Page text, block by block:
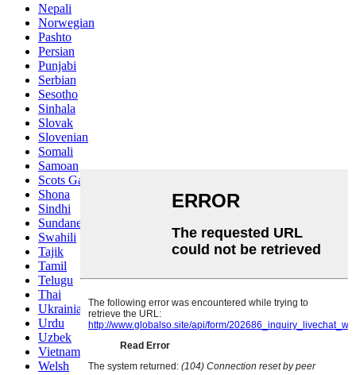
Nepali
Norwegian
Pashto
Persian
Punjabi
Serbian
Sesotho
Sinhala
Slovak
Slovenian
Somali
Samoan
Scots Gaelic
Shona
Sindhi
Sundanese
Swahili
Tajik
Tamil
Telugu
Thai
Ukrainian
Urdu
Uzbek
Vietnamese
Welsh